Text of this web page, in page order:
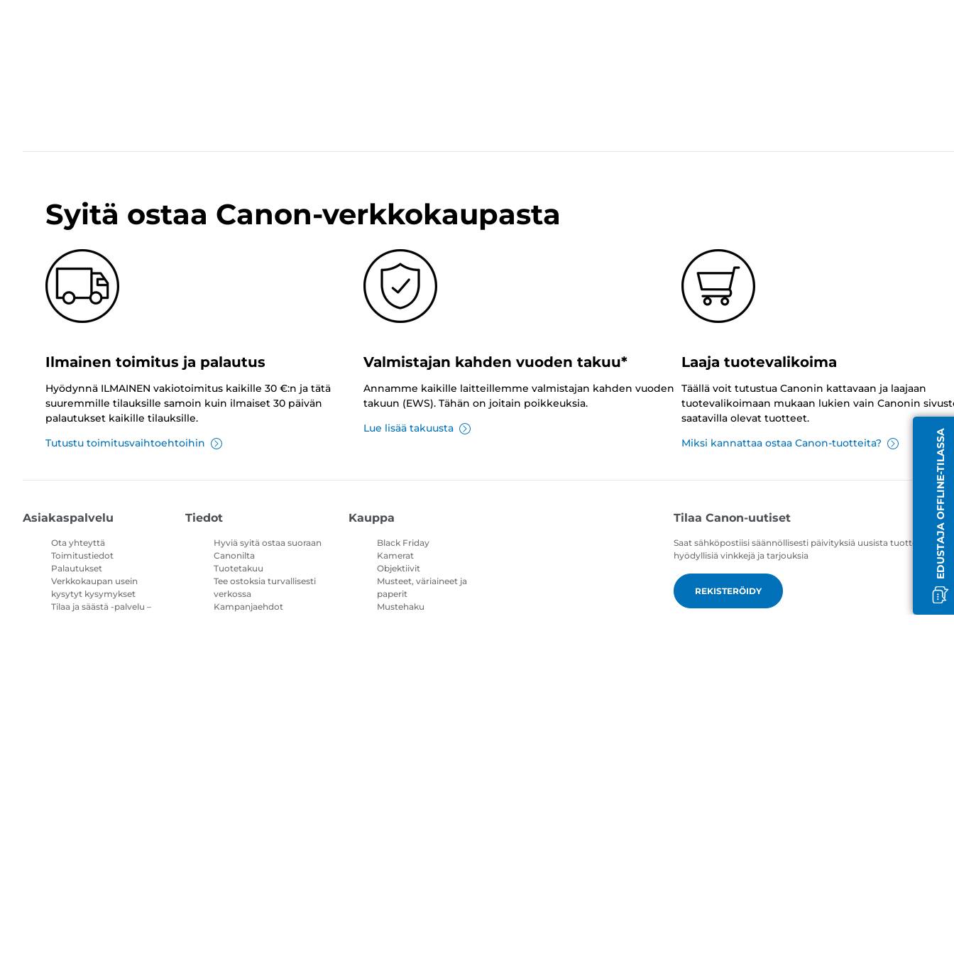
EDUSTAJA OFFLINE-TILASSA
Syitä ostaa Canon-verkkokaupasta
Ilmainen toimitus ja palautus
Hyödynnä ILMAINEN vakiotoimitus kaikille 30 €:n ja tätä
suuremmille tilauksille samoin kuin ilmaiset 30 päivän
palautukset kaikille tilauksille.
Tutustu toimitusvaihtoehtoihin
Valmistajan kahden vuoden takuu*
Annamme kaikille laitteillemme valmistajan kahden vuoden
takuun (EWS). Tähän on joitain poikkeuksia.
Lue lisää takuusta
Laaja tuotevalikoima
Täällä voit tutustua Canonin kattavaan ja laajaan
tuotevalikoimaan mukaan lukien vain Canonin
saatavilla olevat tuotteet.
Miksi kannattaa ostaa Canon-tuotteita?
Asiakaspalvelu
Ota yhteyttä
Toimitustiedot
Palautukset
Verkkokaupan usein
kysytyt kysymykset
Tilaa ja säästä -palvelu –
Tiedot
Hyviä syitä ostaa suoraan
Canonilta
Tuotetakuu
Tee ostoksia turvallisesti
verkossa
Kampanjaehdot
Kauppa
Black Friday
Kamerat
Objektiivit
Musteet, väriaineet ja
paperit
Mustehaku
Tilaa Canon-uutiset
Saat sähköpostiisi säännöllisesti päivityksiä uusista tuotteista,
hyödyllisiä vinkkejä ja tarjouksia
REKISTERÖIDY